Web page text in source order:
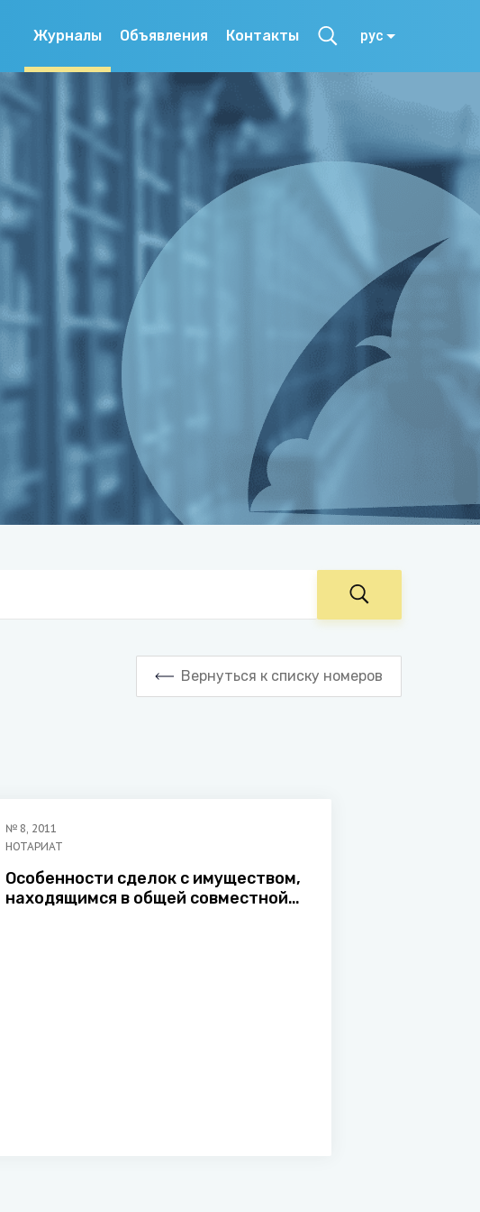
Журналы Объявления Контакты рус
Вернуться к списку номеров
№ 8, 2011
НОТАРИАТ
Особенности сделок с имуществом,
находящимся в общей совместной